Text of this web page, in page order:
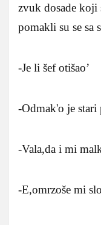
zvuk dosade koji
pomakli su se sa
-Je li šef otišao’
-Odmak'o je stari
-Vala,da i mi
-E,omrzoše mi